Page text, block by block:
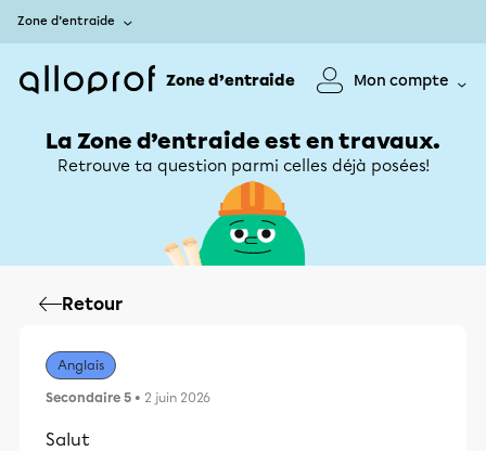
Zone d’entraide
Zone d’entraide Mon compte
La Zone d’entraide est en travaux.
Retrouve ta question parmi celles déjà posées!
Retour
Anglais
Secondaire 5 • 2 juin 2026
Salut